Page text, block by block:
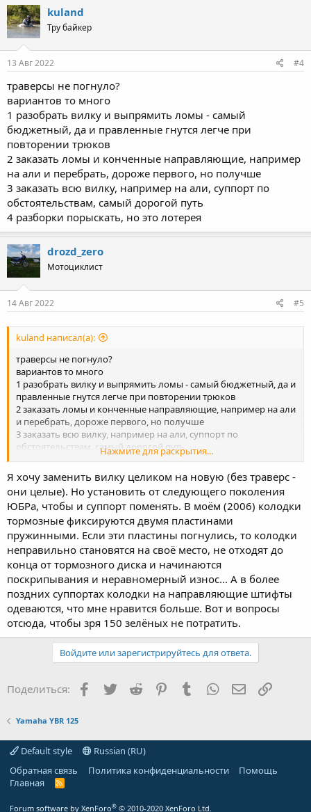
kuland
Тру байкер
13 Авг 2022 #4
траверсы не погнуло?
вариантов то много
1 разобрать вилку и выпрямить ломы - самый
бюджетный, да и правленные гнутся легче при
повторении трюков
2 заказать ломы и конченные направляющие, например
на али и перебрать, дороже первого, но получше
3 заказать всю вилку, например на али, суппорт по
обстоятельствам, самый дорогой путь
4 разборки порыскать, но это лотерея
drozd_zero
Мотоциклист
14 Авг 2022 #5
kuland написал(а):
траверсы не погнуло?
вариантов то много
1 разобрать вилку и выпрямить ломы - самый бюджетный, да и
правленные гнутся легче при повторении трюков
2 заказать ломы и конченные направляющие, например на али
и перебрать, дороже первого, но получше
3 заказать всю вилку, например на али, суппорт по
обстоятельствам, самый дорогой путь
4 разборки порыскать, но это лотерея
Нажмите для раскрытия...
Я хочу заменить вилку целиком на новую (без траверс -
они целые). Но установить от следующего поколения
ЮБРа, чтобы и суппорт поменять. В моём (2006) колодки
тормозные фиксируются двумя пластинами
пружинными. Если эти пластины погнулись, то колодки
неправильно становятся на своё место, не отходят до
конца от тормозного диска и начинаются
поскрипывания и неравномерный износ... А в более
поздних суппортах колодки на направляющие штифты
одеваются, что мне нравится больше. Вот и вопросы
отсюда, чтобы зря 150 зелёных не потратить.
Войдите или зарегистрируйтесь для ответа.
Поделиться: Facebook
TwitterReddit PinterestTumblr WhatsApp Ссылка
Yamaha YBR 125
Default style
Russian (RU)
Обратная связь
Политика конфиденциальности
Помощь
Главная
R
Forum software by XenForo® © 2010-2020 XenForo Ltd.